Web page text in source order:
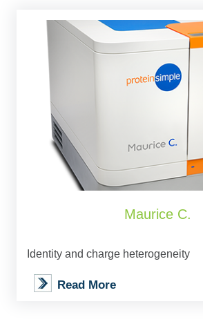
Maurice C.
Identity and charge heterogeneity
Read More